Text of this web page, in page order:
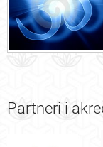
Partneri i